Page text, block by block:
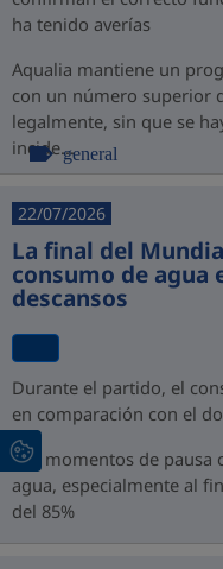
ha tenido averías
Aqualia mantiene un
con un número superior
legalmente, sin que se
incide...general
22/07/2026
La final del
consumo de agua
descansos
Durante el partido, el
en comparación con el
Los momentos de pausa
agua, especialmente al
del 85%